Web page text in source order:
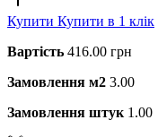
Купити Купити в 1 клік
Вартість 416.00 грн
Замовлення м2 3.00
Замовлення штук 1.00